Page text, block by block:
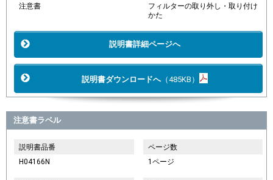
注意書
フィルターの取り外し・取り付け
かた
説明書詳細ページへ
説明書ダウンロードへ（485KB）
注意書ラベル
説明書品番
H04166N
ページ数
1ページ